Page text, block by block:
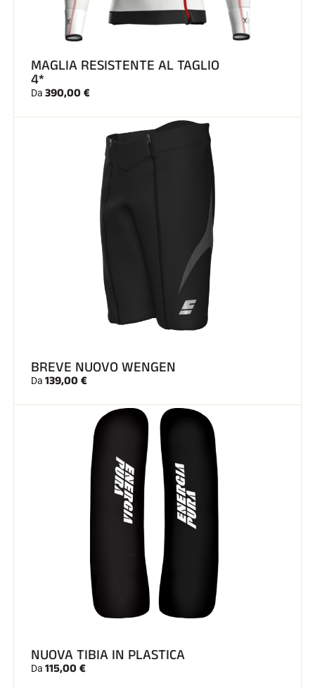
SCI SU TUTTI I TERRENI
SCI DI FONDO
MAGLIA RESISTENTE AL TAGLIO
4*
Da 390,00 €
BREVE NUOVO WENGEN
Da 139,00 €
NUOVA TIBIA IN PLASTICA
Da 115,00 €